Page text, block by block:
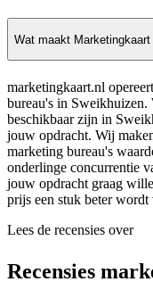
Wat maakt
marketingkaart.nl
bureau's in
beschikbaar zijn in
jouw opdracht. Wij
marketing bureau's
onderlinge concurrentie
jouw opdracht graag
prijs een stuk beter
Lees de recensies over
Recensies